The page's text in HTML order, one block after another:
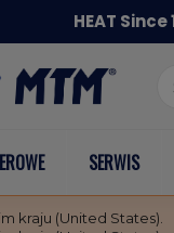
HEAT Since
SERWIS
kraju (United States).